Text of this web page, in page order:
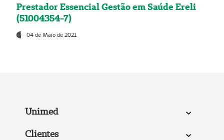
Prestador Essencial Gestão em Saúde Ereli
(51004354-7)
04 de Maio de 2021
Unimed
Clientes